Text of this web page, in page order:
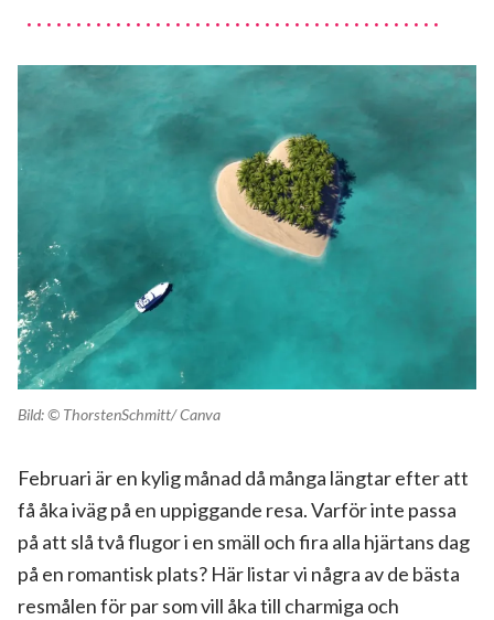
Bild: © ThorstenSchmitt/ Canva
Februari är en kylig månad då många längtar efter att
få åka iväg på en uppiggande resa. Varför inte passa
på att slå två flugor i en smäll och fira alla hjärtans dag
på en romantisk plats? Här listar vi några av de bästa
resmålen för par som vill åka till charmiga och